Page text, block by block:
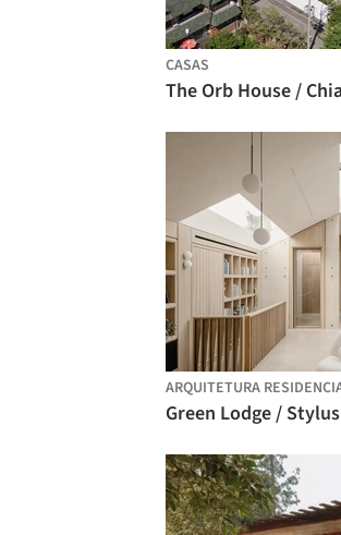
CASAS
The Orb House /
ARQUITETURA
Green Lodge /